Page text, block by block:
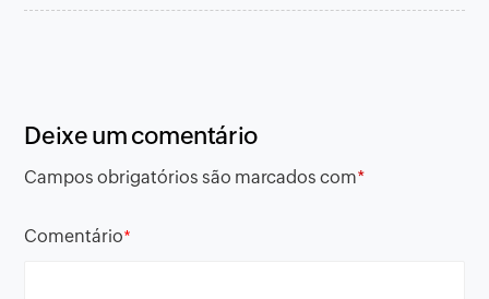
Deixe um comentário
Campos obrigatórios são marcados com*
Comentário*